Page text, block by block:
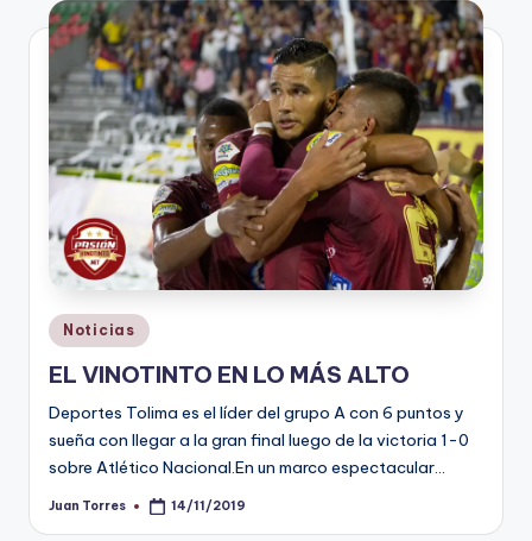
V
n
o
ti
n
o
Publicado
en
Noticias
EL VINOTINTO EN LO MÁS ALTO
Deportes Tolima es el líder del grupo A con 6 puntos y
sueña con llegar a la gran final luego de la victoria 1-0
sobre Atlético Nacional.En un marco espectacular…
Publicado
Juan Torres 14/11/2019